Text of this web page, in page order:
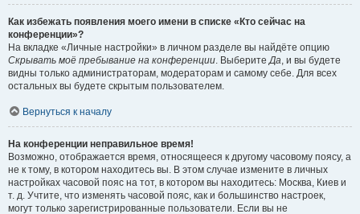
Как избежать появления моего имени в списке «Кто сейчас на
конференции»?
На вкладке «Личные настройки» в личном разделе вы найдёте опцию
Скрывать моё пребывание на конференции. ВыберитеДа, и вы будете
видны только администраторам, модераторам и самому себе. Для всех
остальных вы будете скрытым пользователем.
Вернуться к началу
На конференции неправильное время!
Возможно, отображается время, относящееся к другому часовому поясу, а
не к тому, в котором находитесь вы. В этом случае измените в личных
настройках часовой пояс на тот, в котором вы находитесь: Москва, Киев и
т. д. Учтите, что изменять часовой пояс, как и большинство настроек,
могут только зарегистрированные пользователи. Если вы не